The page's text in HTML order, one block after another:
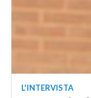
L'INTERVISTA